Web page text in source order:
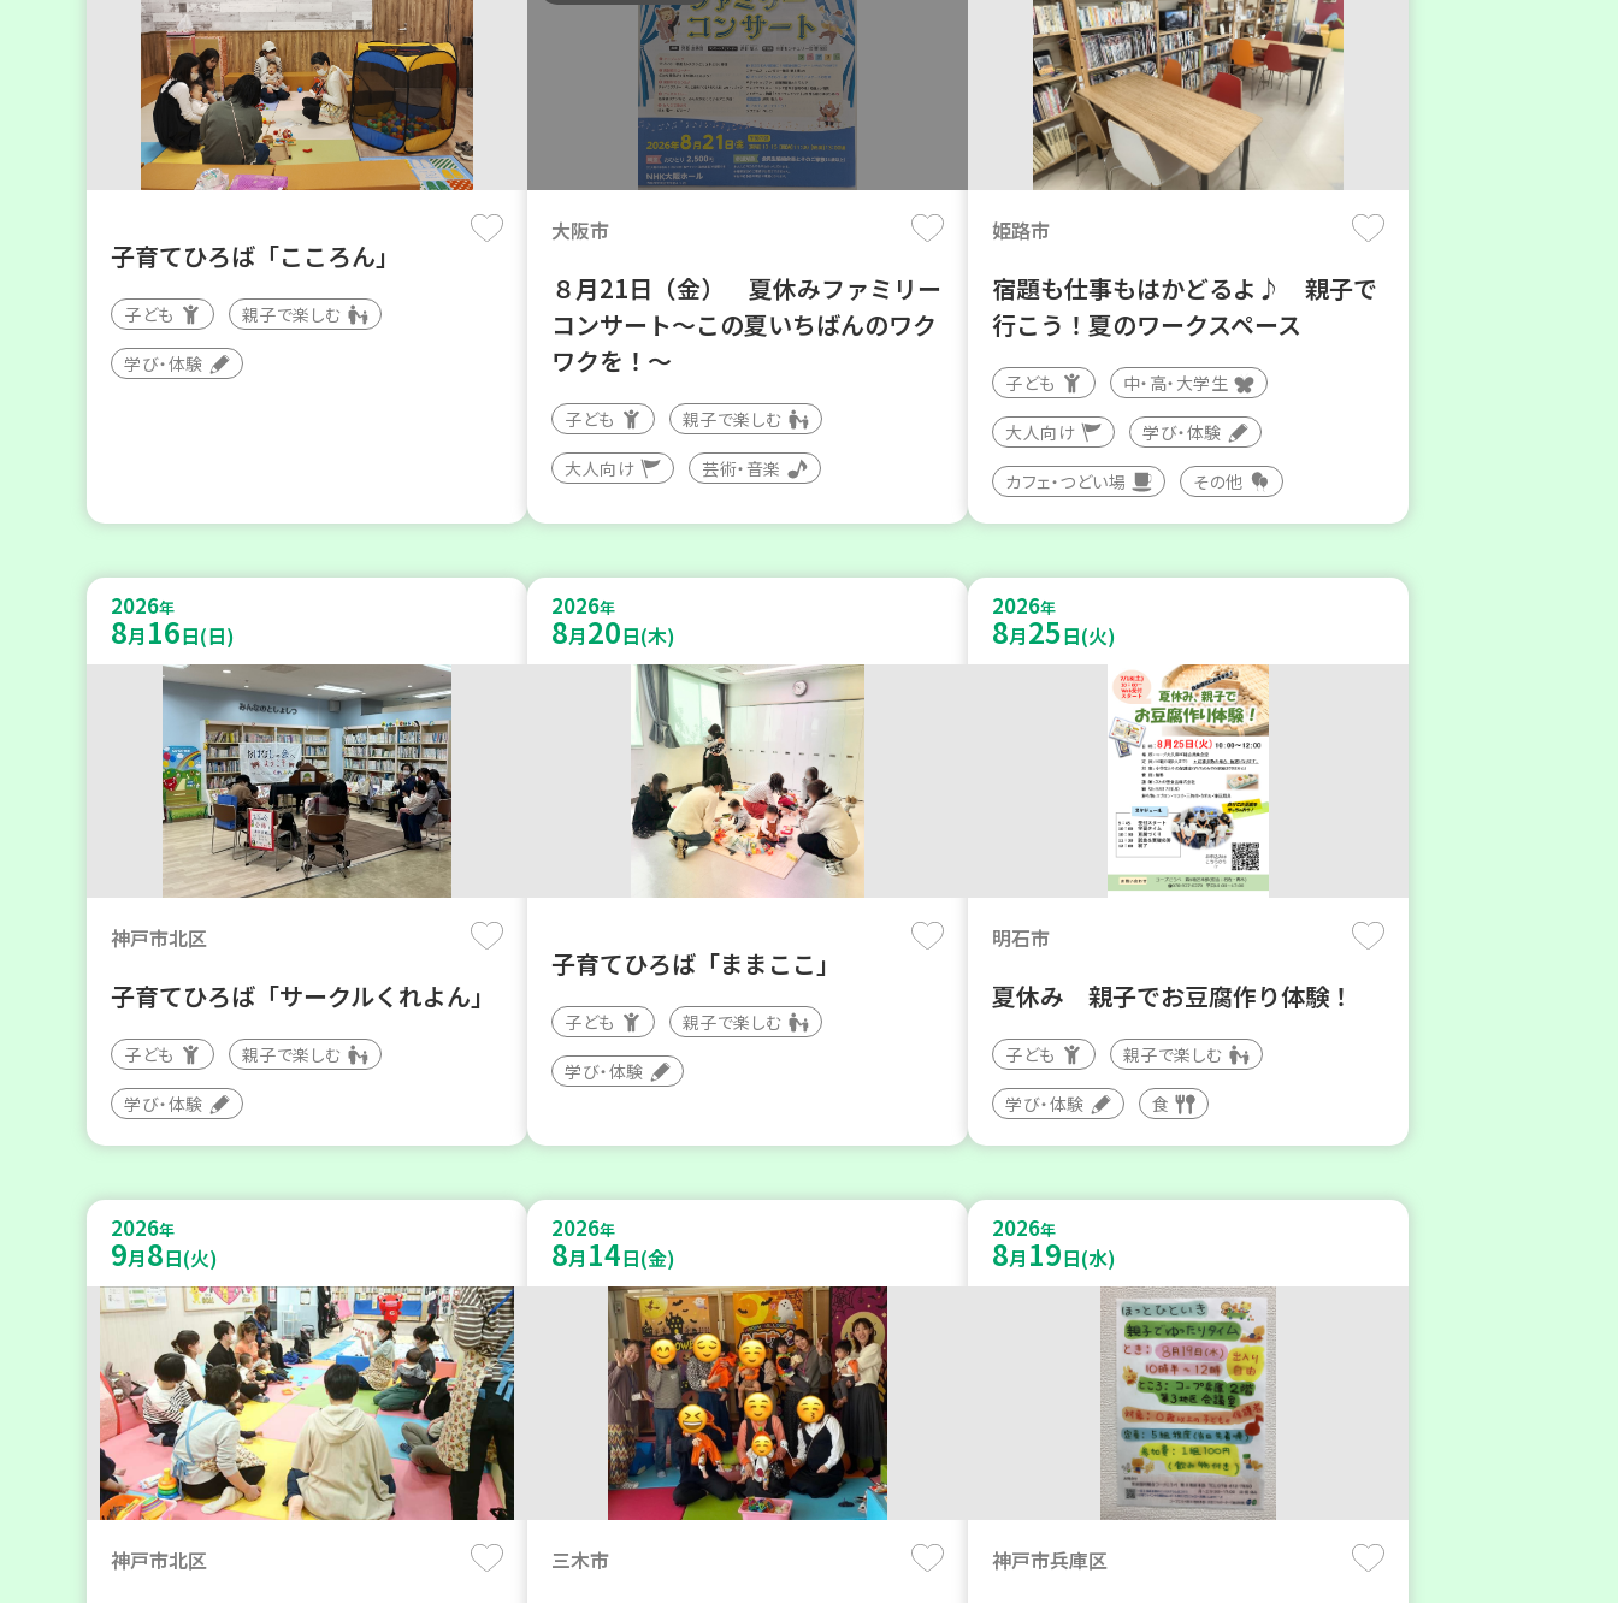
子育てひろば「こころん」
子ども 親子で楽しむ
学び・体験
大阪市
８月21日（金） 夏休みファミリー
コンサート～この夏いちばんのワク
ワクを！～
子ども 親子で楽しむ
大人向け 芸術・音楽
姫路市
宿題も仕事もはかどるよ♪ 親子で
行こう！夏のワークスペース
子ども 中・高・大学生
大人向け 学び・体験
カフェ・つどい場 その他
2026年
8月 16日(日)
神戸市北区
子育てひろば「サークルくれよん」
子ども 親子で楽しむ
学び・体験
2026年
8月20日(木)
子育てひろば「ままここ」
子ども 親子で楽しむ
学び・体験
2026年
8月25日(火)
明石市
夏休み 親子でお豆腐作り体験！
子ども 親子で楽しむ
学び・体験 食
2026年
9月8日(火)
神戸市北区
2026年
8月 14日(金)
三木市
2026年
8月 19日(水)
神戸市兵庫区